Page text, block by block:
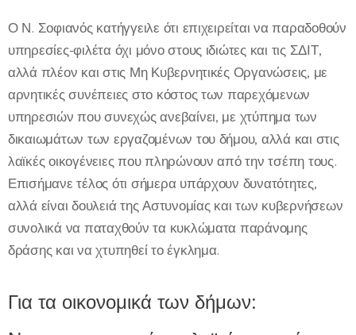
Ο Ν. Σοφιανός κατήγγειλε ότι επιχειρείται να παραδοθούν
υπηρεσίες-φιλέτα όχι μόνο στους ιδιώτες και τις ΣΔΙΤ,
αλλά πλέον και στις Μη Κυβερνητικές Οργανώσεις, με
αρνητικές συνέπειες στο κόστος των παρεχόμενων
υπηρεσιών που συνεχώς ανεβαίνει, με χτύπημα των
δικαιωμάτων των εργαζομένων του δήμου, αλλά και στις
λαϊκές οικογένειες που πληρώνουν από την τσέπη τους.
Επισήμανε τέλος ότι σήμερα υπάρχουν δυνατότητες,
αλλά είναι δουλειά της Αστυνομίας και των κυβερνήσεων
συνολικά να παταχθούν τα κυκλώματα παράνομης
δράσης και να χτυπηθεί το έγκλημα.
Για τα οικονομικά των δήμων: